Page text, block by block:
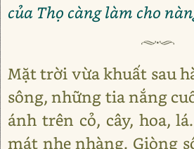
của Thọ càng làm cho
Mặt trời vừa khuất sau
sông, những tia nắng
ánh trên cỏ, cây, hoa,
mát nhẹ nhàng. Giòng